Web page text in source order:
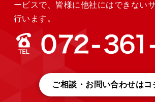
ービスで、皆様に他社にはできない
行います。
ご相談・お問い合わせはコ